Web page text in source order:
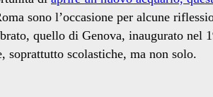
sono l’occasione per alcune
quello di Genova, inaugurato nel
scolastiche, ma non solo.